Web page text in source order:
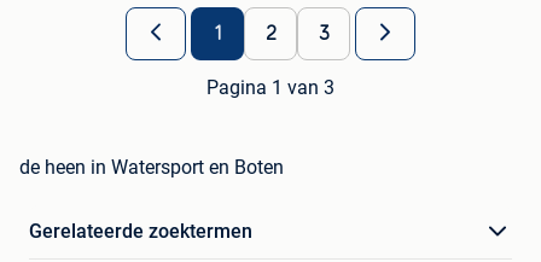
1 2 3
Pagina 1 van 3
de heen in Watersport en Boten
Gerelateerde zoektermen